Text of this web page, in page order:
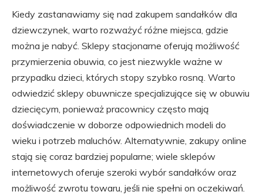
Kiedy zastanawiamy się nad zakupem sandałków dla
dziewczynek, warto rozważyć różne miejsca, gdzie
można je nabyć. Sklepy stacjonarne oferują możliwość
przymierzenia obuwia, co jest niezwykle ważne w
przypadku dzieci, których stopy szybko rosną. Warto
odwiedzić sklepy obuwnicze specjalizujące się w obuwiu
dziecięcym, ponieważ pracownicy często mają
doświadczenie w doborze odpowiednich modeli do
wieku i potrzeb maluchów. Alternatywnie, zakupy online
stają się coraz bardziej popularne; wiele sklepów
internetowych oferuje szeroki wybór sandałków oraz
możliwość zwrotu towaru, jeśli nie spełni on oczekiwań.